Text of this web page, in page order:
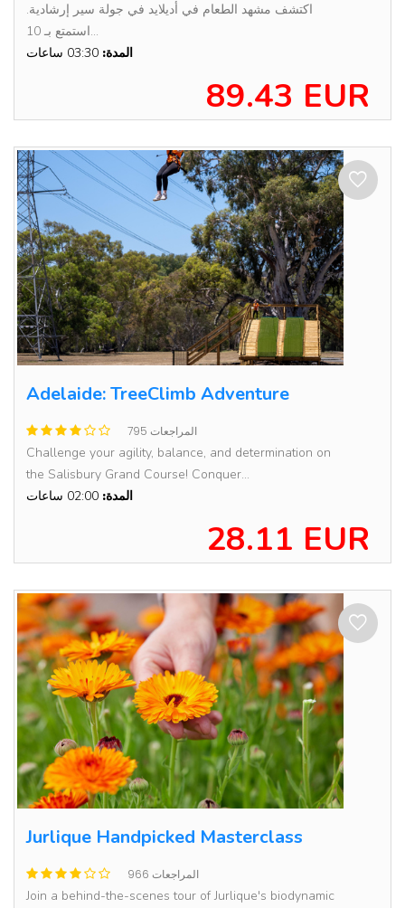
اكتشف مشهد الطعام في أديلايد في جولة سير إرشادية.
استمتع بـ 10...
المدة:
89.43 EUR
Adelaide: TreeClimb Adventure
795 المراجعات
Challenge your agility, balance, and determination on
the Salisbury Grand Course! Conquer...
المدة:
28.11 EUR
Jurlique Handpicked Masterclass
966 المراجعات
Join a behind-the-scenes tour of Jurlique's biodynamic